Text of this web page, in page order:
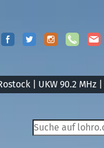
| UKW 90.2 MHz |